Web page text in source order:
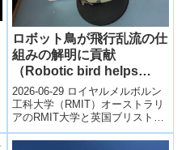
ロボット鳥が飛行乱流の仕
組みの解明に貢献
（Robotic bird helps
uncover the mysteries of
flight turbulence）
2026-06-29 ロイヤルメルボルン
工科大学（RMIT）オーストラリ
アのRMIT大学と英国ブリストル
大学の共同研究チームは、チョ
ウゲンボウ（kestrel）...